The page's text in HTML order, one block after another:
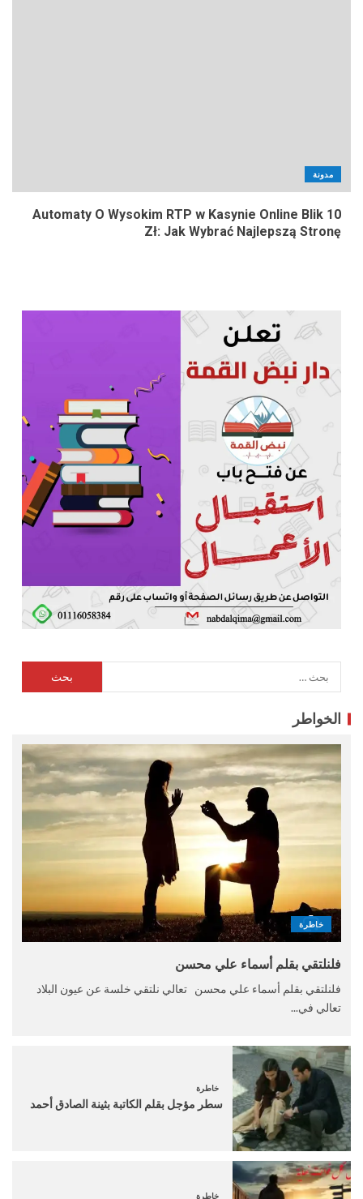
مدونة
Automaty O Wysokim RTP w Kasynie Online Blik 10
Zł: Jak Wybrać Najlepszą Stronę
الخواطر
خاطرة
فلنلتقي بقلم أسماء علي محسن
فلنلتقي بقلم أسماء علي محسن تعالي نلتقي خلسة عن عيون البلاد
تعالي في...
خاطرة
سطر مؤجل بقلم الكاتبة بثينة الصادق أحمد
خاطرة